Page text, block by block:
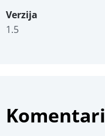
Verzija
1.5
Komentari